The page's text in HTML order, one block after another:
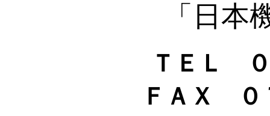
「日本機
ＴＥＬ ０７２
ＦＡＸ ０７